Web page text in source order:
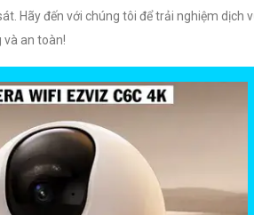
Hãy đến với chúng tôi để trải nghiệm dịch
và an toàn!